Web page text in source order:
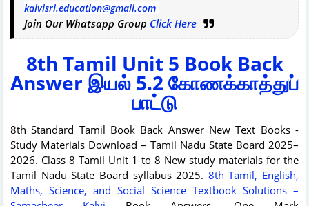
kalvisri.education@gmail.com
Join Our Whatsapp Group Click Here
8th Tamil Unit 5 Book Back
Answer இயல் 5.2 கோணக்காத்துப்
பாட்டு
8th Standard Tamil Book Back Answer New Text Books -
Study Materials Download – Tamil Nadu State Board 2025–
2026. Class 8 Tamil Unit 1 to 8 New study materials for the
Tamil Nadu State Board syllabus 2025. 8thTamil, English,
Maths, Science, and Social Science Textbook Solutions –